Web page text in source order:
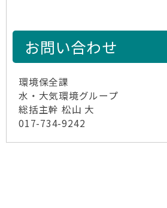
お問い合わせ
環境保全課
水・大気環境グループ
総括主幹 松山 大
017-734-9242